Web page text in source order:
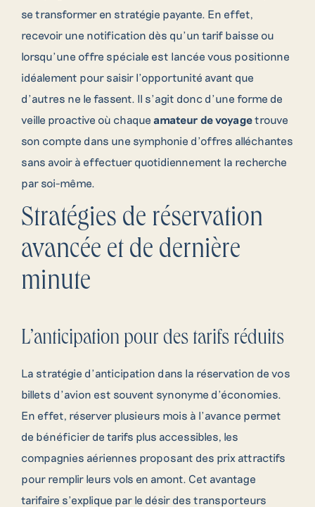
se transformer en stratégie payante. En effet,
recevoir une notification dès qu’un tarif baisse ou
lorsqu’une offre spéciale est lancée vous positionne
idéalement pour saisir l’opportunité avant que
d’autres ne le fassent. Il s’agit donc d’une forme de
veille proactive où chaque amateur de voyagetrouve
son compte dans une symphonie d’offres alléchantes
sans avoir à effectuer quotidiennement la recherche
par soi-même.
Stratégies de réservation
avancée et de dernière
minute
L’anticipation pour des tarifs réduits
La stratégie d’anticipation dans la réservation de vos
billets d’avion est souvent synonyme d’économies.
En effet, réserver plusieurs mois à l’avance permet
de bénéficier de tarifs plus accessibles, les
compagnies aériennes proposant des prix attractifs
pour remplir leurs vols en amont. Cet avantage
tarifaire s’explique par le désir des transporteurs